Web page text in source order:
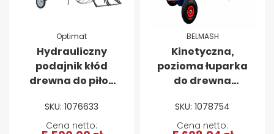
Optimat
Hydrauliczny
podajnik kłód
drewna do piło-
Titanium CLS12 i
CLS20
SKU: 1076633
BELMASH
Kinetyczna,
pozioma łuparka
do drewna
- 20 ton, mocna
SKU: 1078754